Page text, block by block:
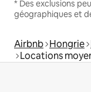
* Des exclusions
géographiques et
Airbnb Hongrie
Locations